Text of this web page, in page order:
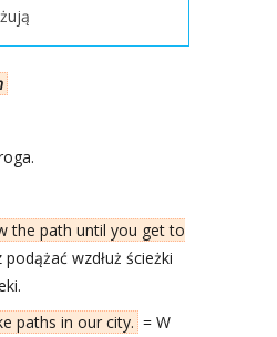
the path until you get to
podą­żać wzdłuż ścież­ki
paths in our city. = W